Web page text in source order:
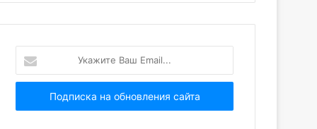
Ваш
Email...